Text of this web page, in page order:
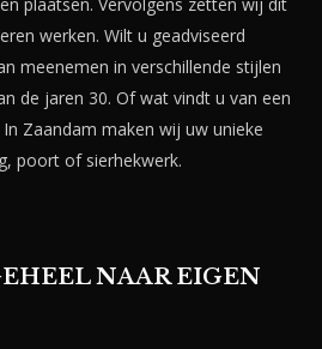
werken. Wilt u geadviseerd
meenemen in verschillende stijlen
de jaren 30. Of wat vindt u van een
Zaandam maken wij uw unieke
poort of sierhekwerk.
NAAR EIGEN